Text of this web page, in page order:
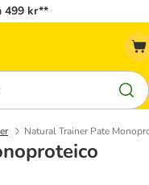
499 kr**
Natural Trainer Pate